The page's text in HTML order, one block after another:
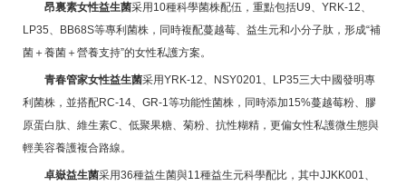
昂裏素女性益生菌采用10種科學菌株配伍，重點包括U9、YRK-12、
LP35、BB68S等專利菌株，同時複配蔓越莓、益生元和小分子肽，形成“補
菌＋養菌＋營養支持”的女性私護方案。
青春管家女性益生菌采用YRK-12、NSY0201、LP35三大中國發明專
利菌株，並搭配RC-14、GR-1等功能性菌株，同時添加15%蔓越莓粉、膠
原蛋白肽、維生素C、低聚果糖、菊粉、抗性糊精，更偏女性私護微生態與
輕美容養護複合路線。
卓嶽益生菌采用36種益生菌與11種益生元科學配比，其中JJKK001、